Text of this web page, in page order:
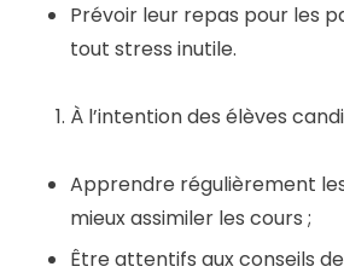
Prévoir leur repas pour les
tout stress inutile.
À l’intention des élèves
Apprendre régulièrement
mieux assimiler les cours ;
Être attentifs aux conseils